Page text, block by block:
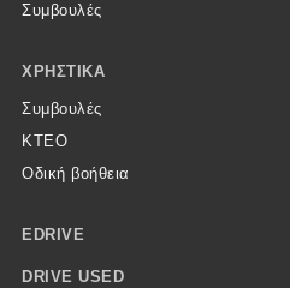
Συμβουλές
ΧΡΗΣΤΙΚΆ
Συμβουλές
ΚΤΕΟ
Οδική βοήθεια
EDRIVE
DRIVE USED